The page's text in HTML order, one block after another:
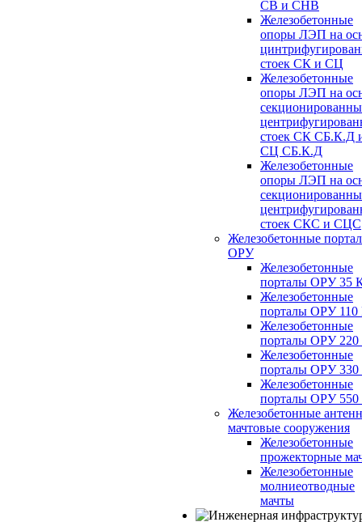
СВ и СНВ
Железобетонные
опоры ЛЭП на
стоек СК и СЦ
Железобетонные
опоры ЛЭП на
стоек СК СБ.К.Д
СЦ СБ.К.Д
Железобетонные
опоры ЛЭП на
стоек СКС и СЦС
Железобетонные
ОРУ
Железобетонные
порталы ОРУ 35
Железобетонные
порталы ОРУ
Железобетонные
порталы ОРУ
Железобетонные
порталы ОРУ
Железобетонные
порталы ОРУ
Железобетонные
мачтовые сооружения
Железобетонные
прожекторные
Железобетонные
молниеотводные
мачты